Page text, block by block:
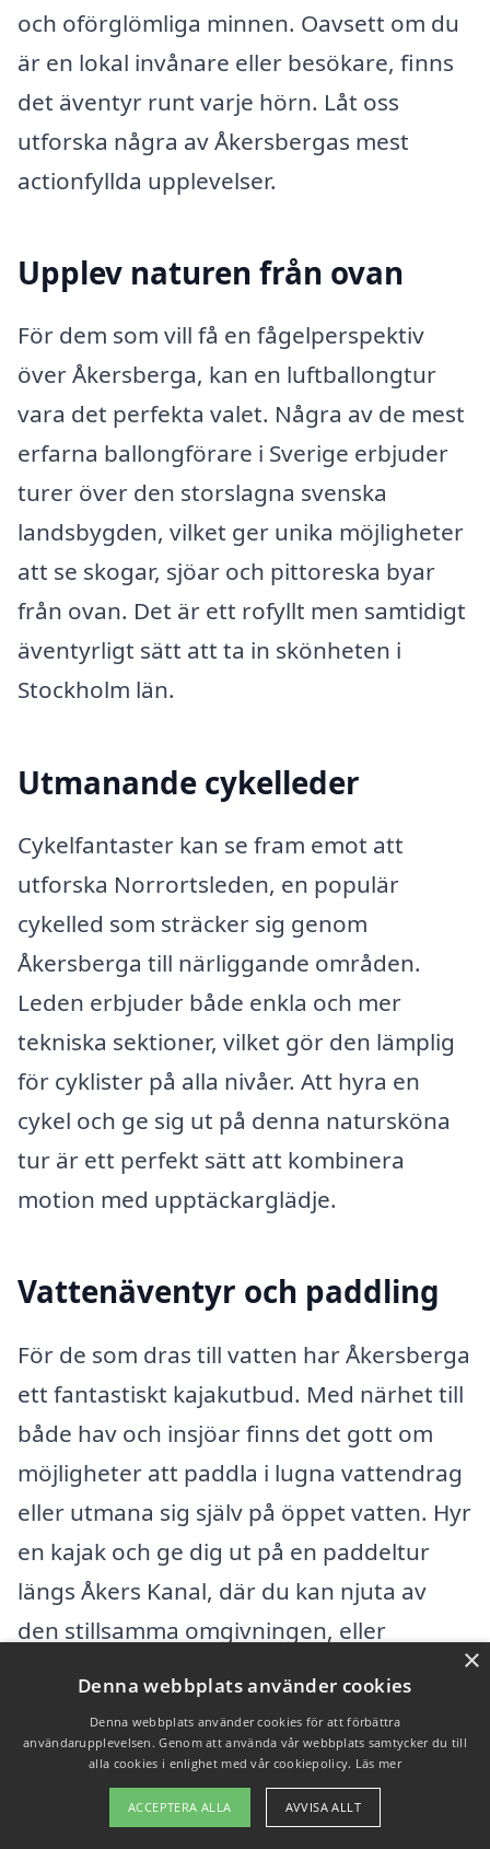
och oförglömliga minnen. Oavsett om du
är en lokal invånare eller besökare, finns
det äventyr runt varje hörn. Låt oss
utforska några av Åkersbergas mest
actionfyllda upplevelser.
Upplev naturen från ovan
För dem som vill få en fågelperspektiv
över Åkersberga, kan en luftballongtur
vara det perfekta valet. Några av de mest
erfarna ballongförare i Sverige erbjuder
turer över den storslagna svenska
landsbygden, vilket ger unika möjligheter
att se skogar, sjöar och pittoreska byar
från ovan. Det är ett rofyllt men samtidigt
äventyrligt sätt att ta in skönheten i
Stockholm län.
Utmanande cykelleder
Cykelfantaster kan se fram emot att
utforska Norrortsleden, en populär
cykelled som sträcker sig genom
Åkersberga till närliggande områden.
Leden erbjuder både enkla och mer
tekniska sektioner, vilket gör den lämplig
för cyklister på alla nivåer. Att hyra en
cykel och ge sig ut på denna natursköna
tur är ett perfekt sätt att kombinera
motion med upptäckarglädje.
Vattenäventyr och paddling
För de som dras till vatten har Åkersberga
ett fantastiskt kajakutbud. Med närhet till
både hav och insjöar finns det gott om
möjligheter att paddla i lugna vattendrag
eller utmana sig själv på öppet vatten. Hyr
en kajak och ge dig ut på en paddeltur
längs Åkers Kanal, där du kan njuta av
den stillsamma omgivningen, eller
Punktlista med fler äventyr
×
Denna webbplats använder cookies
Denna webbplats använder cookies för att förbättra
användarupplevelsen. Genom att använda vår webbplats samtycker du till
alla cookies i enlighet med vår cookiepolicy. Läs mer
ACCEPTERA ALLA AVVISA ALLT